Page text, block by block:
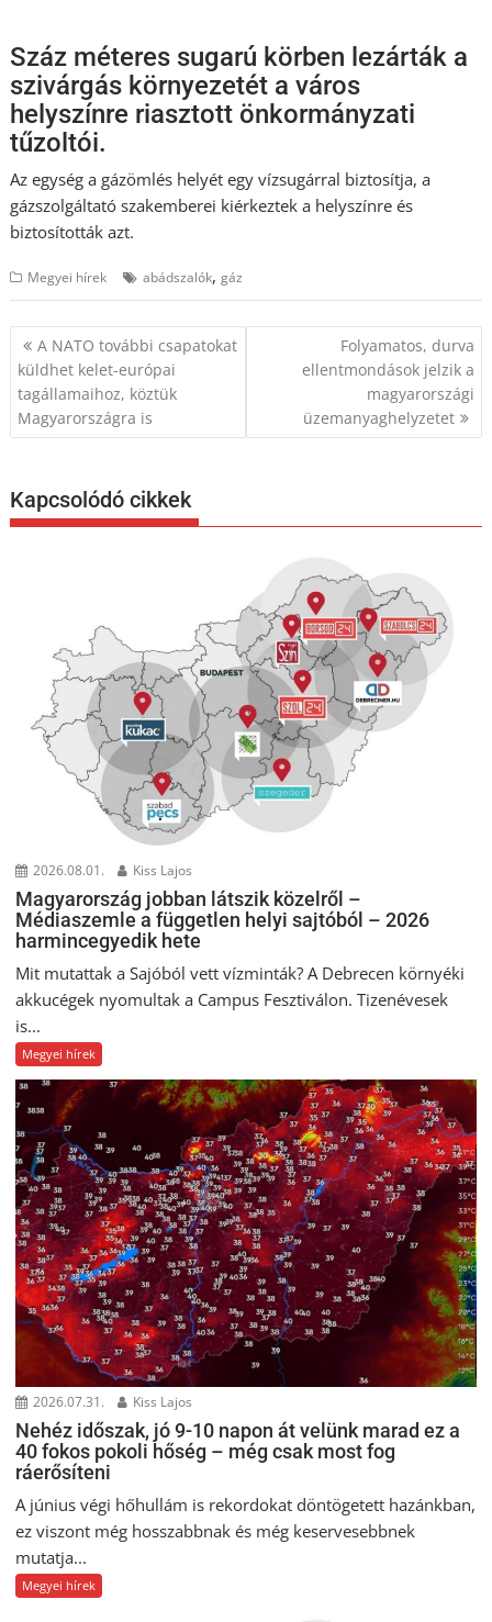
Száz méteres sugarú körben lezárták a
szivárgás környezetét a város
helyszínre riasztott önkormányzati
tűzoltói.
Az egység a gázömlés helyét egy vízsugárral biztosítja, a
gázszolgáltató szakemberei kiérkeztek a helyszínre és
biztosították azt.
Megyei hírek abádszalók,gáz
Bejegyzés
navigáció
A NATO további csapatokat
küldhet kelet-európai
tagállamaihoz, köztük
Magyarországra is
Folyamatos, durva
ellentmondások jelzik a
magyarországi
üzemanyaghelyzetet
Kapcsolódó cikkek
2026.08.01. Kiss Lajos
Magyarország jobban látszik közelről –
Médiaszemle a független helyi sajtóból – 2026
harmincegyedik hete
Mit mutattak a Sajóból vett vízminták? A Debrecen környéki
akkucégek nyomultak a Campus Fesztiválon. Tizenévesek
is...
Megyei hírek
2026.07.31. Kiss Lajos
Nehéz időszak, jó 9-10 napon át velünk marad ez a
40 fokos pokoli hőség – még csak most fog
ráerősíteni
A június végi hőhullám is rekordokat döntögetett hazánkban,
ez viszont még hosszabbnak és még keservesebbnek
mutatja...
Megyei hírek